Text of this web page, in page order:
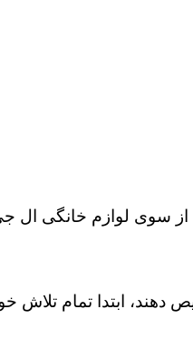
از سوی لوازم خانگی
ابتدا تمام تلاش